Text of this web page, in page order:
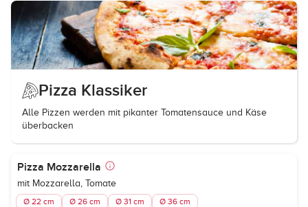
Pizza Klassiker
Alle Pizzen werden mit pikanter Tomatensauce und Käse
überbacken
Pizza Mozzarella
mit Mozzarella, Tomate
Ø 22 cm Ø 26 cm Ø 31 cm Ø 36 cm